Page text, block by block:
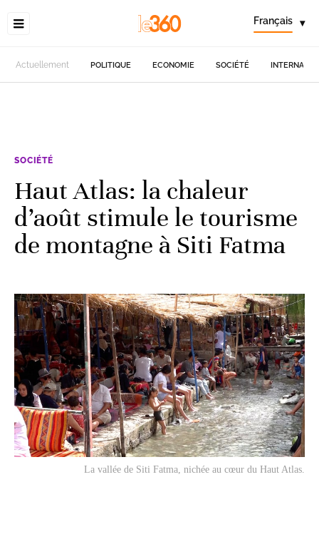
Français ▾
Actuellement POLITIQUE ECONOMIE SOCIÉTÉ
SOCIÉTÉ
Haut Atlas: la chaleur
d’août stimule le tourisme
de montagne à Siti Fatma
La vallée de Siti Fatma, nichée au cœur du Haut Atlas.